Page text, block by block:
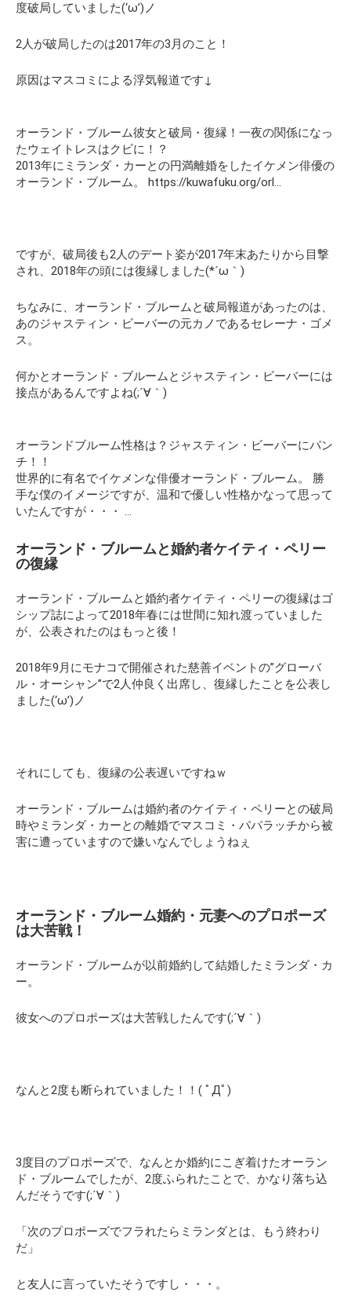
度破局していました(‘ω’)ノ
2人が破局したのは2017年の3月のこと！
原因はマスコミによる浮気報道です↓
オーランド・ブルーム彼女と破局・復縁！一夜の関係になっ
たウェイトレスはクビに！？
2013年にミランダ・カーとの円満離婚をしたイケメン俳優の
オーランド・ブルーム。 https://kuwafuku.org/orl…
ですが、破局後も2人のデート姿が2017年末あたりから目撃
され、2018年の頭には復縁しました(*´ω｀)
ちなみに、オーランド・ブルームと破局報道があったのは、
あのジャスティン・ビーバーの元カノであるセレーナ・ゴメ
ス。
何かとオーランド・ブルームとジャスティン・ビーバーには
接点があるんですよね(;´∀｀)
オーランドブルーム性格は？ジャスティン・ビーバーにパン
チ！！
世界的に有名でイケメンな俳優オーランド・ブルーム。 勝
手な僕のイメージですが、温和で優しい性格かなって思って
いたんですが・・・ …
オーランド・ブルームと婚約者ケイティ・ペリー
の復縁
オーランド・ブルームと婚約者ケイティ・ペリーの復縁はゴ
シップ誌によって2018年春には世間に知れ渡っていました
が、公表されたのはもっと後！
2018年9月にモナコで開催された慈善イベントの”グローバ
ル・オーシャン”で2人仲良く出席し、復縁したことを公表し
ました(‘ω’)ノ
それにしても、復縁の公表遅いですねｗ
オーランド・ブルームは婚約者のケイティ・ペリーとの破局
時やミランダ・カーとの離婚でマスコミ・パパラッチから被
害に遭っていますので嫌いなんでしょうねぇ
オーランド・ブルーム婚約・元妻へのプロポーズ
は大苦戦！
オーランド・ブルームが以前婚約して結婚したミランダ・カ
ー。
彼女へのプロポーズは大苦戦したんです(;´∀｀)
なんと2度も断られていました！！( ﾟДﾟ)
3度目のプロポーズで、なんとか婚約にこぎ着けたオーラン
ド・ブルームでしたが、2度ふられたことで、かなり落ち込
んだそうです(;´∀｀)
「次のプロポーズでフラれたらミランダとは、もう終わり
だ」
と友人に言っていたそうですし・・・。